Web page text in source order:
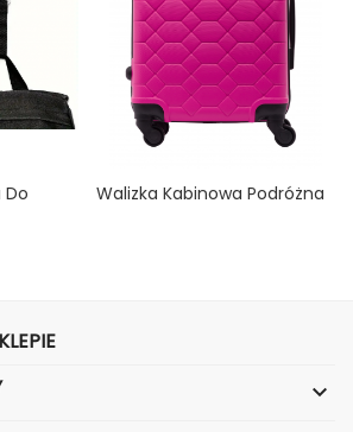
Do
Walizka Kabinowa Podróżna
